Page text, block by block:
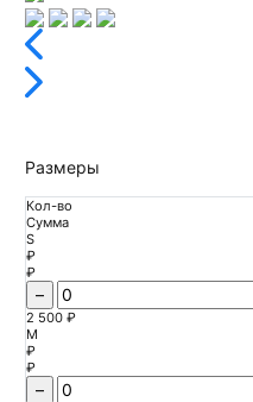
Размеры
Кол-во
Сумма
S
₽
₽
–
2 500 ₽
M
₽
₽
–